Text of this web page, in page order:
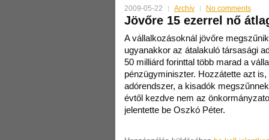
2009-05-22 Archív No comments
Jövőre 15 ezerrel nő
A vállalkozásoknál jövőre
ugyanakkor az átalakuló társasági
50 milliárd forinttal több marad a
pénzügyminiszter. Hozzátette azt
adórendszer, a kisadók
évtől kezdve nem az
jelentette be Oszkó Péter.